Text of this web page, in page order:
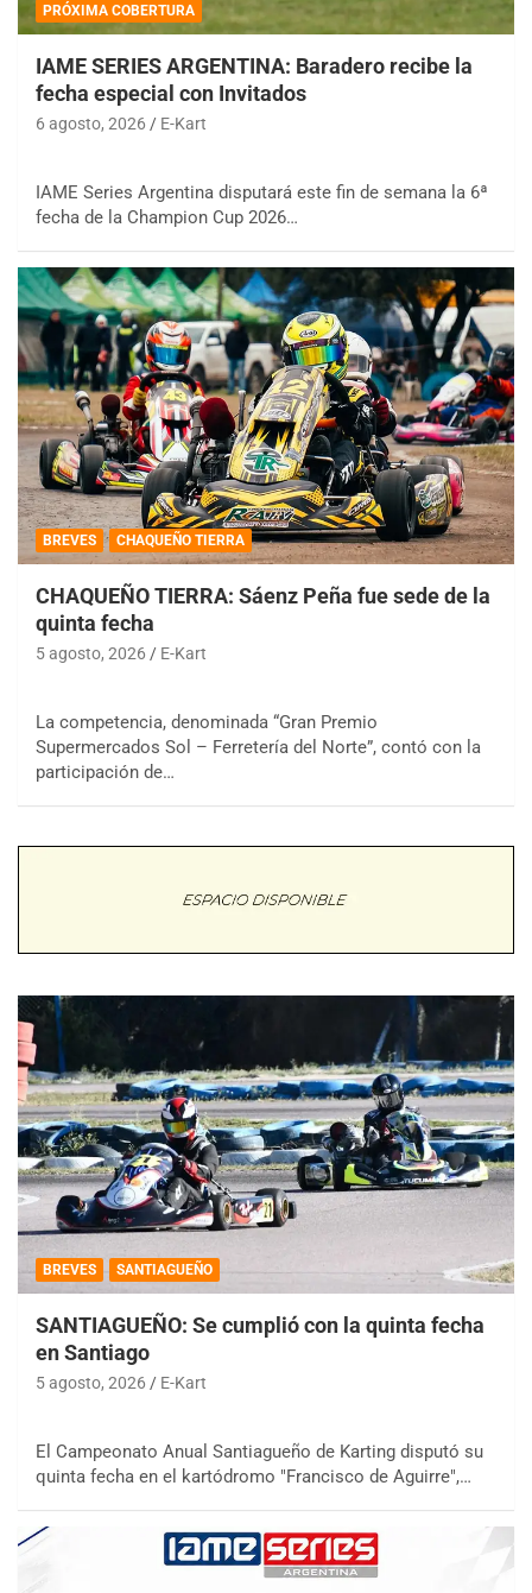
PRÓXIMA COBERTURA
IAME SERIES ARGENTINA: Baradero recibe la
fecha especial con Invitados
6 agosto, 2026 E-Kart
IAME Series Argentina disputará este fin de semana la 6ª
fecha de la Champion Cup 2026…
BREVES CHAQUEÑO TIERRA
CHAQUEÑO TIERRA: Sáenz Peña fue sede de la
quinta fecha
5 agosto, 2026 E-Kart
La competencia, denominada “Gran Premio
Supermercados Sol – Ferretería del Norte”, contó con la
participación de…
BREVES SANTIAGUEÑO
SANTIAGUEÑO: Se cumplió con la quinta fecha
en Santiago
5 agosto, 2026 E-Kart
El Campeonato Anual Santiagueño de Karting disputó su
quinta fecha en el kartódromo "Francisco de Aguirre",…